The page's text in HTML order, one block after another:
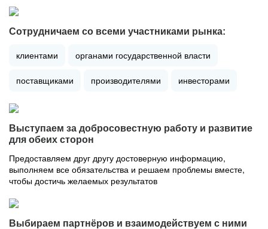
Сотрудничаем со всеми участниками рынка:
клиентами органами государственной власти
поставщиками производителями инвесторами
Выступаем за добросовестную работу и развитие
для обеих сторон
Предоставляем друг другу достоверную информацию,
выполняем все обязательства и решаем проблемы вместе,
чтобы достичь желаемых результатов
Выбираем партнёров и взаимодействуем с ними